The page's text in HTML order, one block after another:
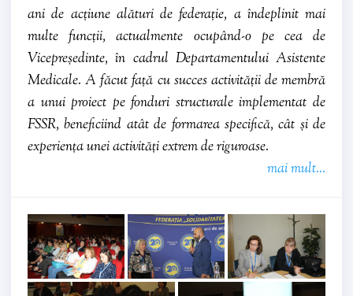
ani de acțiune alături de federație, a îndeplinit mai
multe funcții, actualmente ocupând-o pe cea de
Vicepreședinte, în cadrul Departamentului Asistente
Medicale. A făcut față cu succes activității de membră
a unui proiect pe fonduri structurale implementat de
FSSR, beneficiind atât de formarea specifică, cât și de
experiența unei activități extrem de riguroase.
mai mult...